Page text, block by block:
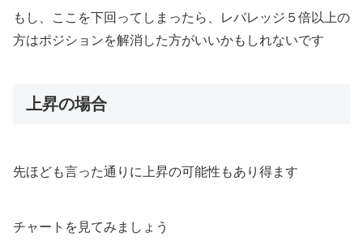
もし、ここを下回ってしまったら、レバレッジ５倍以上の
方はポジションを解消した方がいいかもしれないです
上昇の場合
先ほども言った通りに上昇の可能性もあり得ます
チャートを見てみましょう